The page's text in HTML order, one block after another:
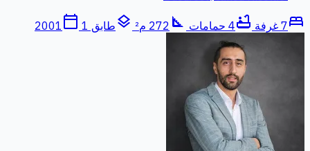
bed7 غرفة bathtub4 حمامات square_foot 272 م² layers طابق 1 calendar_today
2001